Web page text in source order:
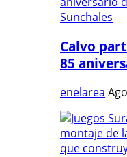
Calvo
85
enelarea